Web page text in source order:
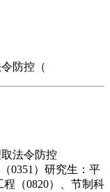
防控（
法令防控
0351）研究生：平
（0820）、节制科